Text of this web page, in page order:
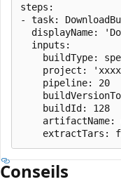
steps:
- task:
displayName:
  inputs:
buildType:
project:
pipeline: 20
buildId: 128
artifactName:
Conseils